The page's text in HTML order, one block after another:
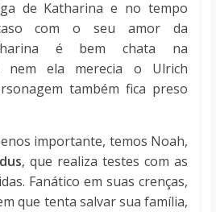
de Katharina e no tempo
com o seu amor da
é bem chata na
nem ela merecia o Ulrich
também fica preso
importante, temos Noah,
, que realiza testes com as
Fanático em suas crenças,
que tenta salvar sua família,